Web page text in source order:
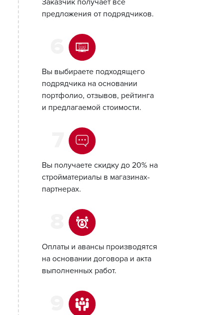
Заказчик получает все
предложения от подрядчиков.
Вы выбираете подходящего
подрядчика на основании
портфолио, отзывов, рейтинга
и предлагаемой стоимости.
Вы получаете скидку до 20% на
стройматериалы в магазинах-
партнерах.
Оплаты и авансы производятся
на основании договора и акта
выполненных работ.